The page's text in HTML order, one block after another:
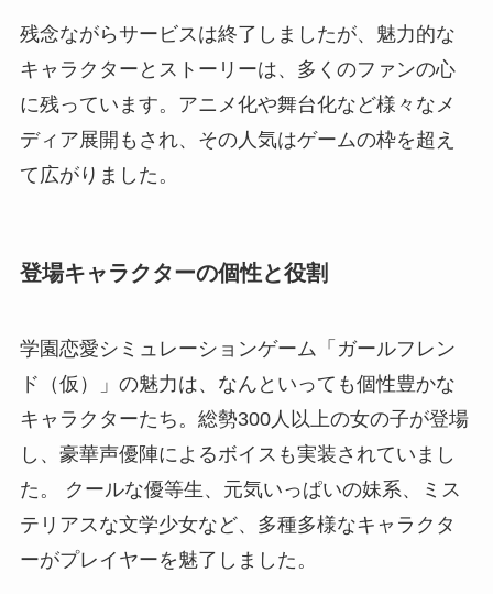
残念ながらサービスは終了しましたが、魅力的な
キャラクターとストーリーは、多くのファンの心
に残っています。アニメ化や舞台化など様々なメ
ディア展開もされ、その人気はゲームの枠を超え
て広がりました。
登場キャラクターの個性と役割
学園恋愛シミュレーションゲーム「ガールフレン
ド（仮）」の魅力は、なんといっても個性豊かな
キャラクターたち。総勢300人以上の女の子が登場
し、豪華声優陣によるボイスも実装されていまし
た。 クールな優等生、元気いっぱいの妹系、ミス
テリアスな文学少女など、多種多様なキャラクタ
ーがプレイヤーを魅了しました。